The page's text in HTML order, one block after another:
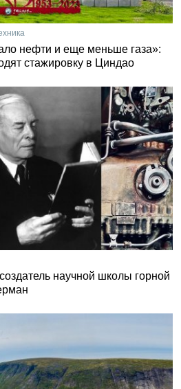
нефти и еще меньше газа»:
стажировку в Циндао
научной школы горной